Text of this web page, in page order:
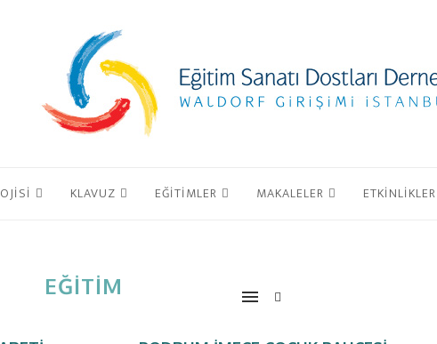
KLAVUZ EĞİTİMLER MAKALELER ETKİNLİKLER
EĞITIM